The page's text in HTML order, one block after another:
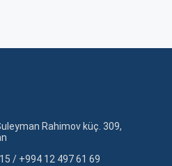
Rahimov küç. 309,
/ +994 12 497 61 69